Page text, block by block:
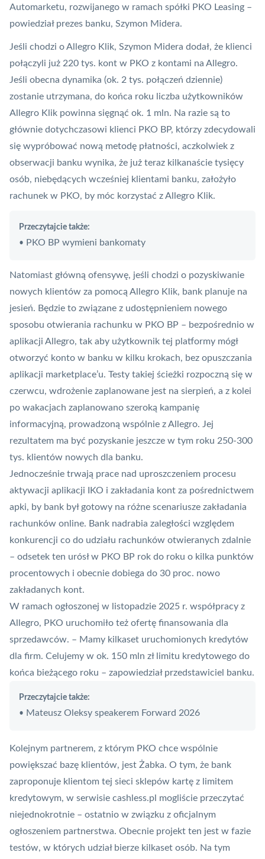
Automarketu, rozwijanego w ramach spółki PKO Leasing –
powiedział prezes banku, Szymon Midera.
Jeśli chodzi oAllegro Klik, Szymon Midera dodał, że klienci
połączyli już 220 tys. kont w PKO z kontami na Allegro.
Jeśli obecna dynamika (ok. 2 tys. połączeń dziennie)
zostanie utrzymana, do końca roku liczba użytkowników
Allegro Klik powinna sięgnąć ok. 1 mln. Na razie są to
głównie dotychczasowi klienci PKO BP, którzy zdecydowali
się wypróbować nową metodę płatności, aczkolwiek z
obserwacji banku wynika, że już teraz kilkanaście tysięcy
osób, niebędących wcześniej klientami banku, założyło
rachunek w PKO, by móc korzystać z Allegro Klik.
Przeczytajcie także:
• PKO BP wymieni bankomaty
Natomiast główną ofensywę, jeśli chodzi o pozyskiwanie
nowych klientów za pomocą Allegro Klik, bank planuje na
jesień. Będzie to związane z udostępnieniem nowego
sposobu otwierania rachunku w PKO BP – bezpośrednio w
aplikacji Allegro, tak aby użytkownik tej platformy mógł
otworzyć konto w banku w kilku krokach, bez opuszczania
aplikacji marketplace’u. Testy takiej ścieżki rozpoczną się w
czerwcu, wdrożenie zaplanowane jest na sierpień, a z kolei
po wakacjach zaplanowano szeroką kampanię
informacyjną, prowadzoną wspólnie z Allegro. Jej
rezultatem ma być pozyskanie jeszcze w tym roku 250-300
tys. klientów nowych dla banku.
Jednocześnie trwają prace nad uproszczeniem procesu
aktywacji aplikacji
IKO i zakładania kont za pośrednictwem
apki, by bank był gotowy na różne scenariusze zakładania
rachunków online. Bank nadrabia zaległości względem
konkurencji co do udziału rachunków otwieranych zdalnie
– odsetek ten urósł w PKO BP rok do roku o kilka punktów
procentowych i obecnie dobiega do 30 proc. nowo
zakładanych kont.
W ramach ogłoszonej w listopadzie 2025 r. współpracy z
Allegro, PKO uruchomiło też ofertę finansowania dla
sprzedawców. – Mamy kilkaset uruchomionych kredytów
dla firm. Celujemy w ok. 150 mln zł limitu kredytowego do
końca bieżącego roku – zapowiedział przedstawiciel banku.
Przeczytajcie także:
• Mateusz Oleksy speakerem Forward 2026
Kolejnym partnerem, z którym PKO chce wspólnie
powiększać bazę klientów, jest Żabka. O tym, że bank
zaproponuje klientom tej sieci sklepów kartę z limitem
kredytowym, w serwisie cashless.pl mogliście przeczytać
niejednokrotnie – ostatnio w związku z oficjalnym
ogłoszeniem partnerstwa. Obecnie projekt ten jest w fazie
testów, w których udział bierze kilkaset osób. Na tym